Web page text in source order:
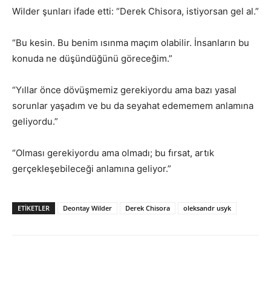
Wilder şunları ifade etti: “Derek Chisora, istiyorsan gel al.”
“Bu kesin. Bu benim ısınma maçım olabilir. İnsanların bu
konuda ne düşündüğünü göreceğim.”
“Yıllar önce dövüşmemiz gerekiyordu ama bazı yasal
sorunlar yaşadım ve bu da seyahat edememem anlamına
geliyordu.”
“Olması gerekiyordu ama olmadı; bu fırsat, artık
gerçekleşebileceği anlamına geliyor.”
ETIKETLER Deontay Wilder Derek Chisora oleksandr usyk